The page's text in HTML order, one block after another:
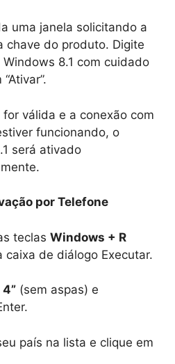
uma janela solicitando a
chave do produto. Digite
8.1 com cuidado
for válida e a conexão com
funcionando, o
será ativado
por Telefone
teclas Windows + R
caixa de diálogo Executar.
(sem aspas) e
país na lista e clique em